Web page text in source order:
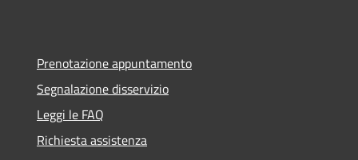
Prenotazione appuntamento
Segnalazione disservizio
Leggi le FAQ
Richiesta assistenza